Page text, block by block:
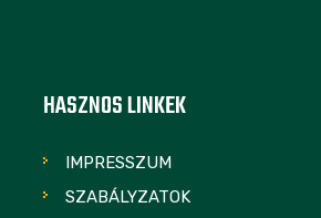
HASZNOS LINKEK
IMPRESSZUM
SZABÁLYZATOK